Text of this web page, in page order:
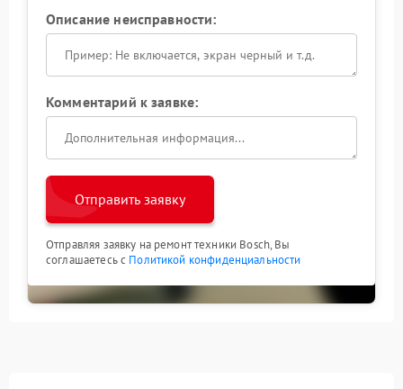
Описание неисправности:
Комментарий к заявке:
Отправить заявку
Отправляя заявку на ремонт техники Bosch, Вы
соглашаетесь с Политикой конфиденциальности